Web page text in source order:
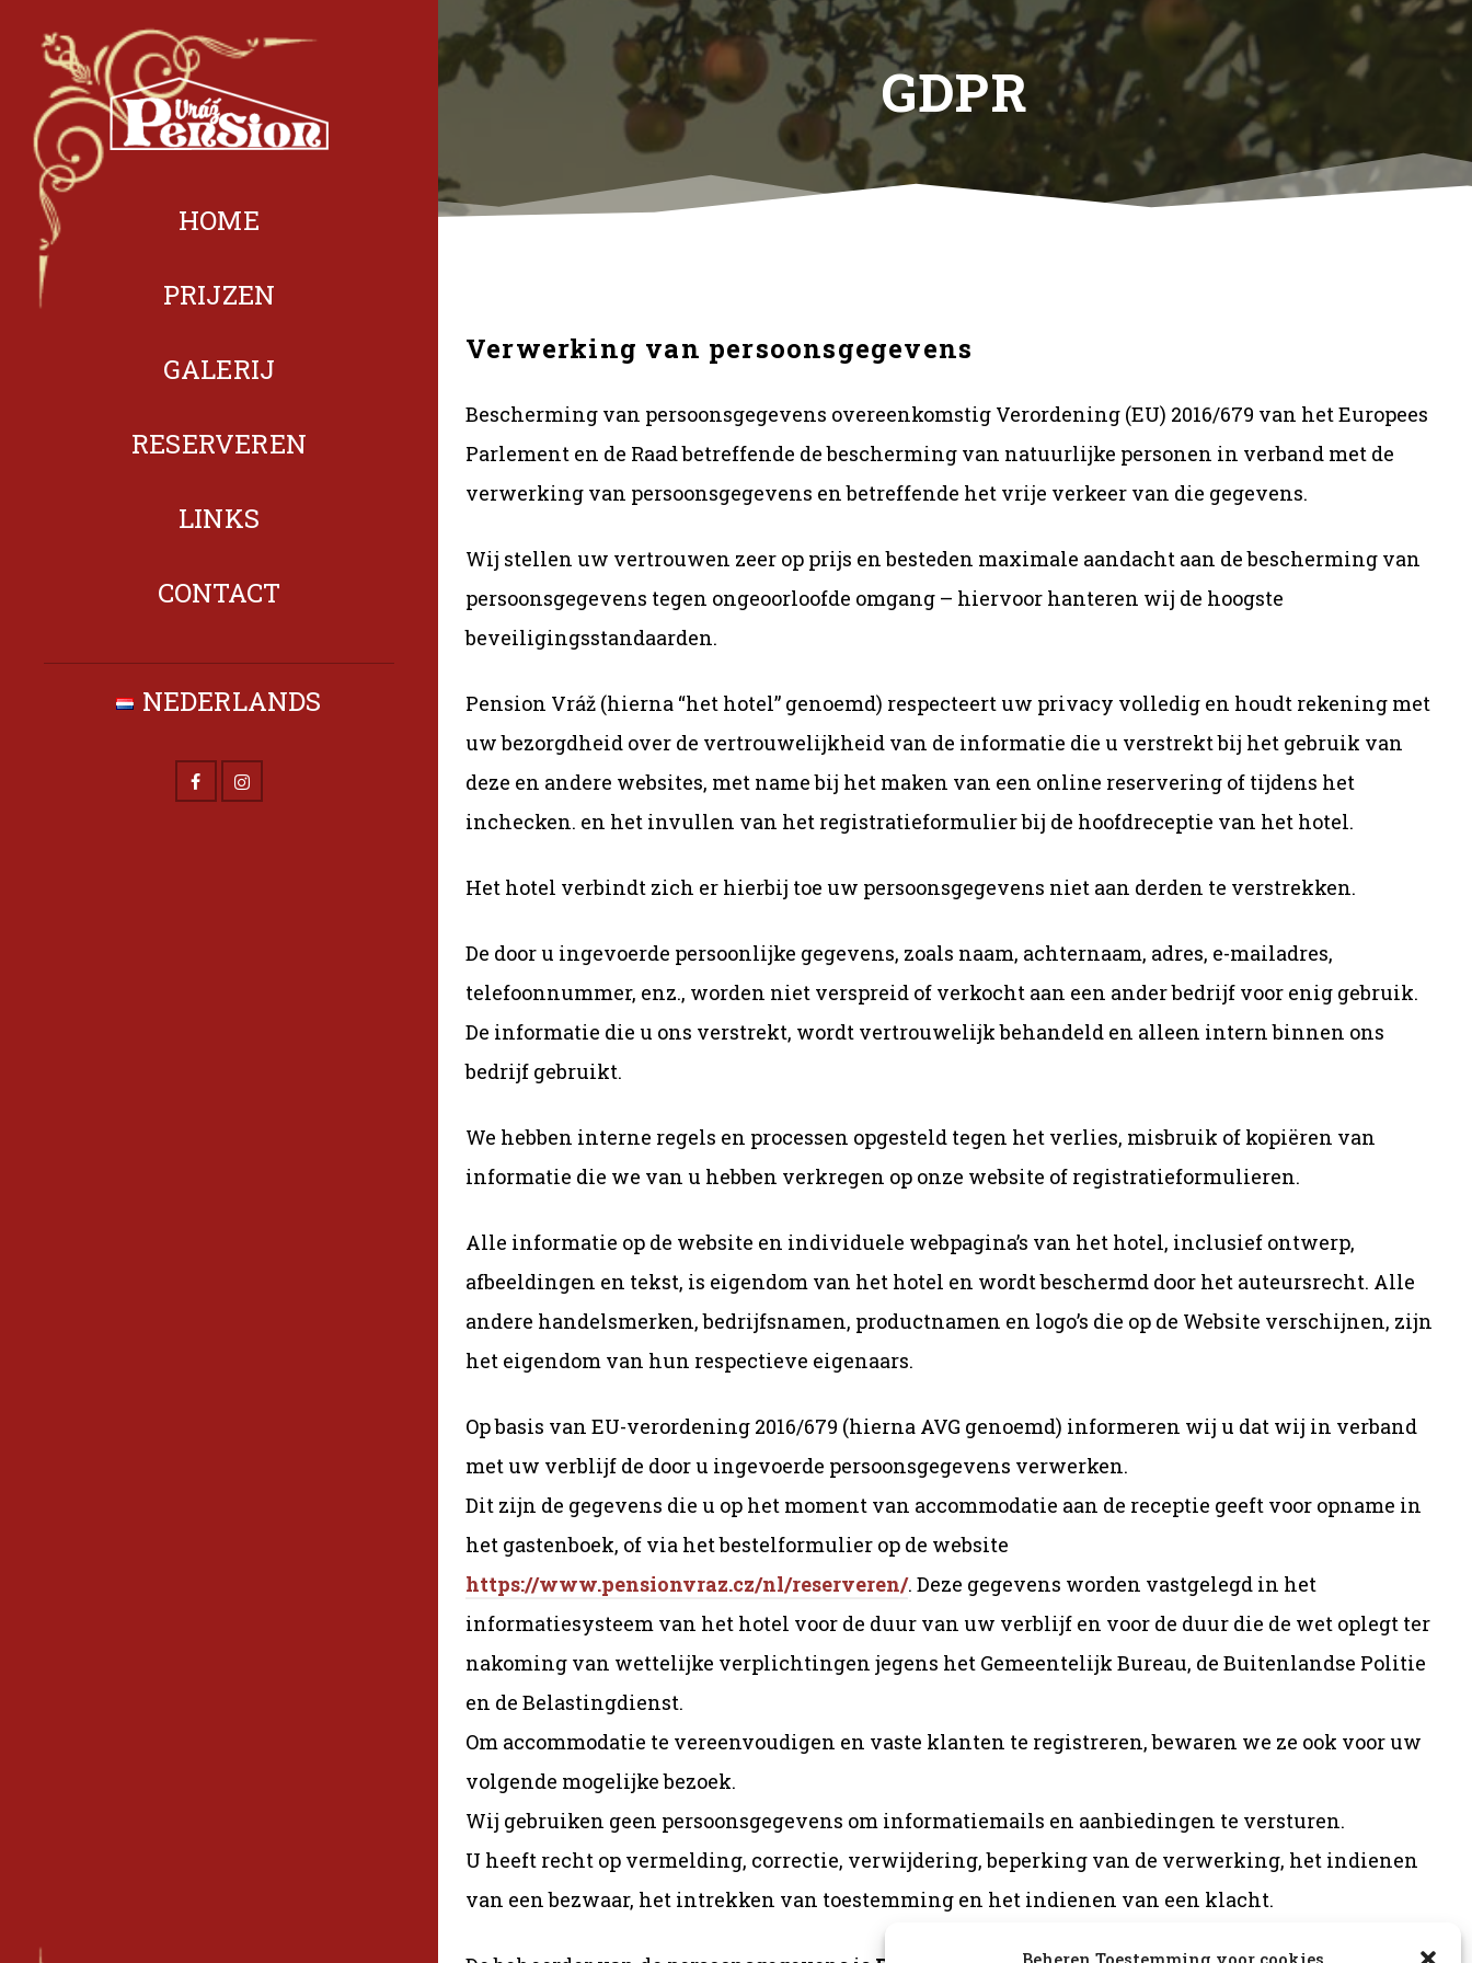
Beheren Toestemming voor cookies
HOME
PRIJZEN
GALERIJ
RESERVEREN
LINKS
CONTACT
NEDERLANDS
GDPR
Verwerking van persoonsgegevens
Bescherming van persoonsgegevens overeenkomstig Verordening (EU) 2016/679 van het Europees
Parlement en de Raad betreffende de bescherming van natuurlijke personen in verband met de
verwerking van persoonsgegevens en betreffende het vrije verkeer van die gegevens.
Wij stellen uw vertrouwen zeer op prijs en besteden maximale aandacht aan de bescherming van
persoonsgegevens tegen ongeoorloofde omgang – hiervoor hanteren wij de hoogste
beveiligingsstandaarden.
Pension Vráž (hierna “het hotel” genoemd) respecteert uw privacy volledig en houdt rekening met
uw bezorgdheid over de vertrouwelijkheid van de informatie die u verstrekt bij het gebruik van
deze en andere websites, met name bij het maken van een online reservering of tijdens het
inchecken. en het invullen van het registratieformulier bij de hoofdreceptie van het hotel.
Het hotel verbindt zich er hierbij toe uw persoonsgegevens niet aan derden te verstrekken.
De door u ingevoerde persoonlijke gegevens, zoals naam, achternaam, adres, e-mailadres,
telefoonnummer, enz., worden niet verspreid of verkocht aan een ander bedrijf voor enig gebruik.
De informatie die u ons verstrekt, wordt vertrouwelijk behandeld en alleen intern binnen ons
bedrijf gebruikt.
We hebben interne regels en processen opgesteld tegen het verlies, misbruik of kopiëren van
informatie die we van u hebben verkregen op onze website of registratieformulieren.
Alle informatie op de website en individuele webpagina’s van het hotel, inclusief ontwerp,
afbeeldingen en tekst, is eigendom van het hotel en wordt beschermd door het auteursrecht. Alle
andere handelsmerken, bedrijfsnamen, productnamen en logo’s die op de Website verschijnen, zijn
het eigendom van hun respectieve eigenaars.
Op basis van EU-verordening 2016/679 (hierna AVG genoemd) informeren wij u dat wij in verband
met uw verblijf de door u ingevoerde persoonsgegevens verwerken.
Dit zijn de gegevens die u op het moment van accommodatie aan de receptie geeft voor opname in
het gastenboek, of via het bestelformulier op de website
https://www.pensionvraz.cz/nl/reserveren/. Deze gegevens worden vastgelegd in het
informatiesysteem van het hotel voor de duur van uw verblijf en voor de duur die de wet oplegt ter
nakoming van wettelijke verplichtingen jegens het Gemeentelijk Bureau, de Buitenlandse Politie
en de Belastingdienst.
Om accommodatie te vereenvoudigen en vaste klanten te registreren, bewaren we ze ook voor uw
volgende mogelijke bezoek.
Wij gebruiken geen persoonsgegevens om informatiemails en aanbiedingen te versturen.
U heeft recht op vermelding, correctie, verwijdering, beperking van de verwerking, het indienen
van een bezwaar, het intrekken van toestemming en het indienen van een klacht.